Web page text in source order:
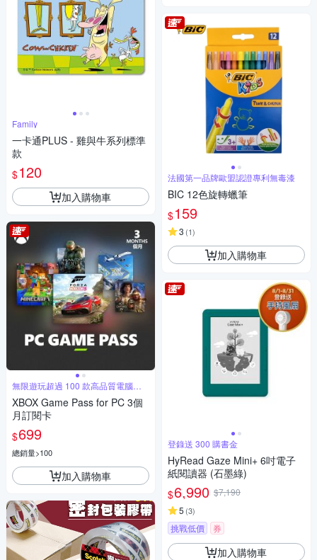
Family
一卡通PLUS - 雞與牛系列標準
款
$120
加入購物車
無限遊玩超過 100 款高品質電腦遊
戲
XBOX Game Pass for PC 3個
月訂閱卡
$699
總銷量>100
加入購物車
法國第一品牌歐盟認證專利無毒漆
BIC 12色旋轉蠟筆
$159
3 (1)
加入購物車
登錄送 300 購書金
HyRead Gaze Mini+ 6吋電子
紙閱讀器 (石墨綠)
$6,990 $7,190
5 (3)
挑戰低價 券
加入購物車